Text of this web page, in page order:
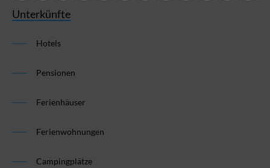
Unterkünfte
Hotels
Pensionen
Ferienhäuser
Ferienwohnungen
Campingplätze